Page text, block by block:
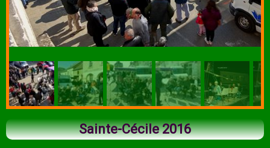
Sainte-Cécile 2016